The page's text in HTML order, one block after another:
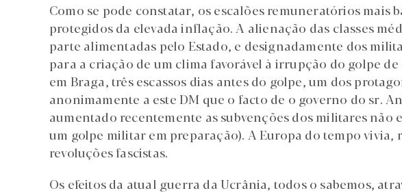
Como se pode constatar, os escalões remuneratórios mais
protegidos da elevada inflação. A alienação das classes
parte alimentadas pelo Estado, e designadamente dos
para a criação de um clima favorável à irrupção do golpe
em Braga, três escassos dias antes do golpe, um dos
anonimamente a este DM que o facto de o governo do sr.
aumentado recentemente as subvenções dos militares não
um golpe militar em preparação). A Europa do tempo vivia,
revoluções fascistas.
Os efeitos da atual guerra da Ucrânia, todos o sabemos,